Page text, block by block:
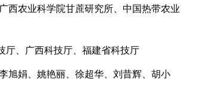
西农业科学院甘蔗研究所、中国热带农业
厅、广西科技厅、福建省科技厅
旭娟、姚艳丽、徐超华、刘昔辉、胡小